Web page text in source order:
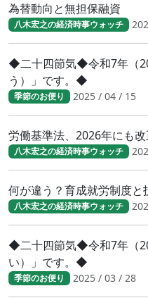
為替動向と無担保融資
八木宏之の経済時事ウォッチ
◆二十四節気◆令和7年（
う）」です。◆
季節のお便り 2025 / 04 / 15
労働基準法、2026年にも
八木宏之の経済時事ウォッチ
何が違う？育成就労制度と
八木宏之の経済時事ウォッチ
◆二十四節気◆令和7年（
い）」です。◆
季節のお便り 2025 / 03 / 28